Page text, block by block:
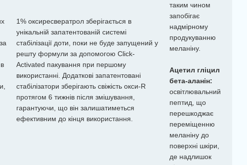
1% оксиресвератрол зберігається в
унікальній запатентованій системі
стабілізації доти, поки не буде запущений у
решту формули за допомогою Click-
Activated пакування при першому
використанні. Додаткові запатентовані
стабілізатори зберігають свіжість окси-R
протягом 6 тижнів після змішування,
гарантуючи, що він залишатиметься
ефективним до кінця використання.
таким чином
запобігає
надмірному
продукуванню
меланіну.
Ацетил гліцил
бета-аланін:
освітлювальний
пептид, що
перешкоджає
переміщенню
меланіну до
поверхні шкіри,
де надлишок